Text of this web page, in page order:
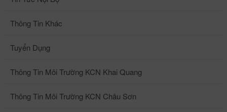
Thông Tin Khác
Tuyển Dụng
Thông Tin Môi Trường KCN Khai Quang
Thông Tin Môi Trường KCN Châu Sơn